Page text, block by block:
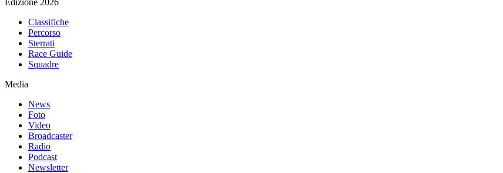
Classifiche
Percorso
Sterrati
Race Guide
Squadre
Media
News
Foto
Video
Broadcaster
Radio
Podcast
Newsletter